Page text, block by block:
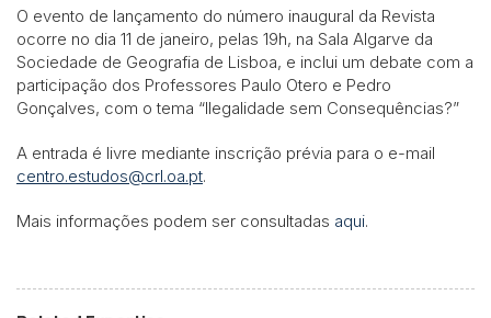
O evento de lançamento do número inaugural da Revista
ocorre no dia 11 de janeiro, pelas 19h, na Sala Algarve da
Sociedade de Geografia de Lisboa, e inclui um debate com a
participação dos Professores Paulo Otero e Pedro
Gonçalves, com o tema “Ilegalidade sem Consequências?”
A entrada é livre mediante inscrição prévia para o e-mail
centro.estudos@crl.oa.pt.
Mais informações podem ser consultadas aqui.